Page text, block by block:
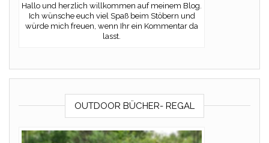
Hallo und herzlich willkommen auf meinem Blog.
Ich wünsche euch viel Spaß beim Stöbern und
würde mich freuen, wenn Ihr ein Kommentar da
lasst.
OUTDOOR BÜCHER- REGAL